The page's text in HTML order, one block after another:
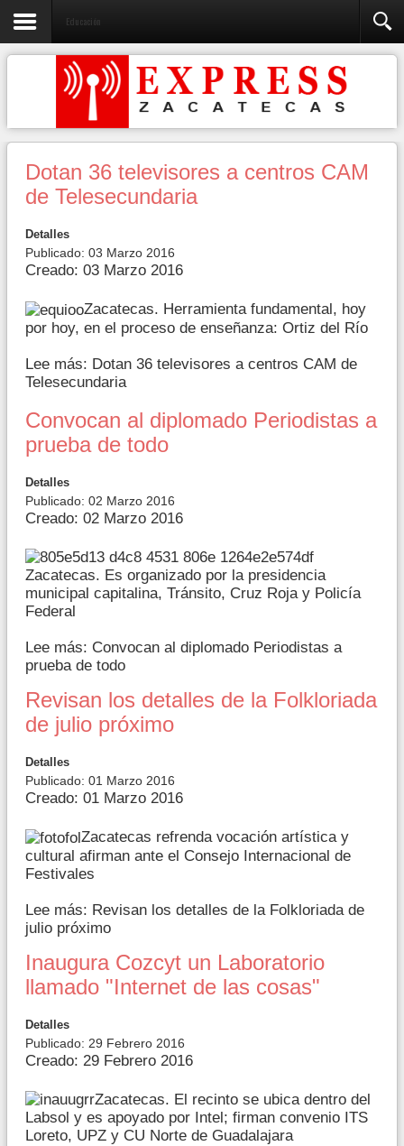
Educación
Dotan 36 televisores a centros CAM
de Telesecundaria
Detalles
Publicado: 03 Marzo 2016
Creado: 03 Marzo 2016
Zacatecas. Herramienta fundamental, hoy
por hoy, en el proceso de enseñanza: Ortiz del Río
Lee más: Dotan 36 televisores a centros CAM de
Telesecundaria
Convocan al diplomado Periodistas a
prueba de todo
Detalles
Publicado: 02 Marzo 2016
Creado: 02 Marzo 2016
Zacatecas. Es organizado por la presidencia
municipal capitalina, Tránsito, Cruz Roja y Policía
Federal
Lee más: Convocan al diplomado Periodistas a
prueba de todo
Revisan los detalles de la Folkloriada
de julio próximo
Detalles
Publicado: 01 Marzo 2016
Creado: 01 Marzo 2016
Zacatecas refrenda vocación artística y
cultural afirman ante el Consejo Internacional de
Festivales
Lee más: Revisan los detalles de la Folkloriada de
julio próximo
Inaugura Cozcyt un Laboratorio
llamado "Internet de las cosas"
Detalles
Publicado: 29 Febrero 2016
Creado: 29 Febrero 2016
Zacatecas. El recinto se ubica dentro del
Labsol y es apoyado por Intel; firman convenio ITS
Loreto, UPZ y CU Norte de Guadalajara